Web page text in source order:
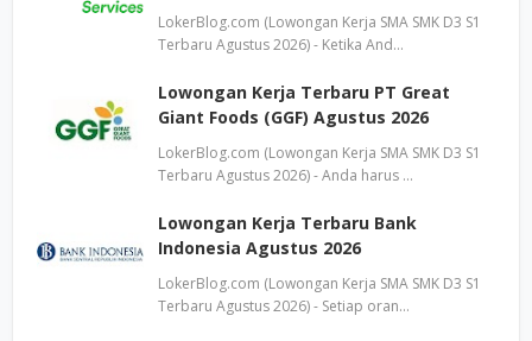
LokerBlog.com (Lowongan Kerja SMA SMK D3 S1
Terbaru Agustus 2026) - Ketika And…
Lowongan Kerja Terbaru PT Great
Giant Foods (GGF) Agustus 2026
LokerBlog.com (Lowongan Kerja SMA SMK D3 S1
Terbaru Agustus 2026) - Anda harus …
Lowongan Kerja Terbaru Bank
Indonesia Agustus 2026
LokerBlog.com (Lowongan Kerja SMA SMK D3 S1
Terbaru Agustus 2026) - Setiap oran…